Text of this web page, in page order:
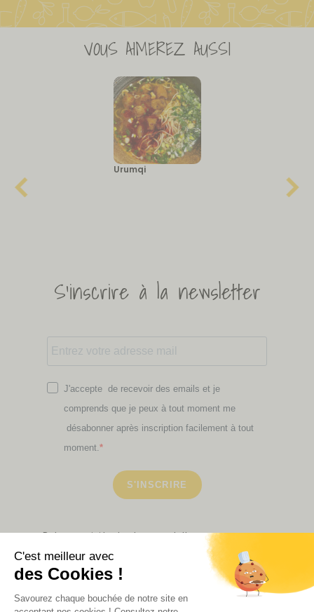
VOUS AIMEREZ AUSSI
Urumqi
S'inscrire à la newsletter
J'accepte de recevoir des emails et je
comprends que je peux à tout moment me
désabonner après inscription facilement à tout
moment.
S'INSCRIRE
Retrouvez ici toutes les newsletters que vous avez